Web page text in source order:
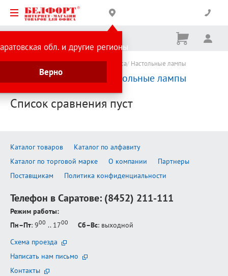
обл. и другие регионы
Верно
Корзина
Ничего
Каталог товаров Канцтовары для офиса Настольные лампы
Сравнение товаров: Настольные лампы
Список сравнения пуст
Каталог товаров
Каталог по алфавиту
Каталог по торговой марке
О компании
Партнеры
Поставщикам
Политика конфиденциальности
Телефон в Саратове: (8452) 211-111
Режим работы:
Пн–Пт: 900 .. 1700 Сб–Вс: выходной
Схема проезда
Написать нам письмо
Контакты